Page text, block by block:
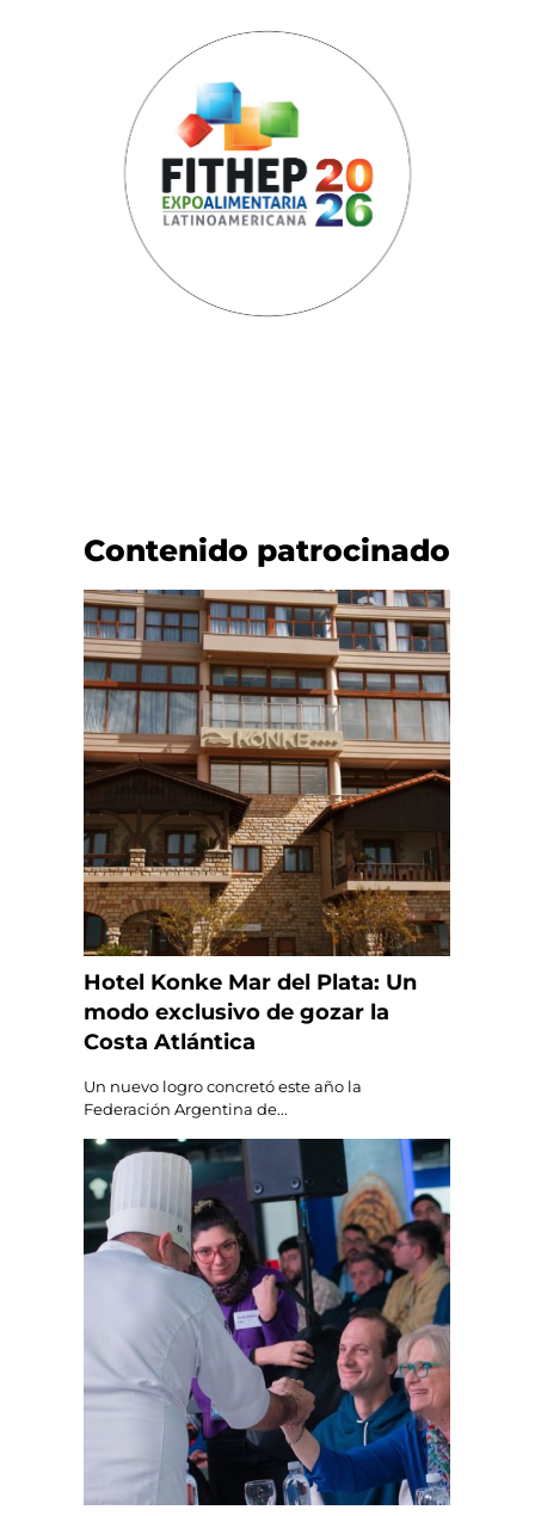
Contenido patrocinado
Hotel Konke Mar del Plata: Un
modo exclusivo de gozar la
Costa Atlántica
Un nuevo logro concretó este año la
Federación Argentina de...